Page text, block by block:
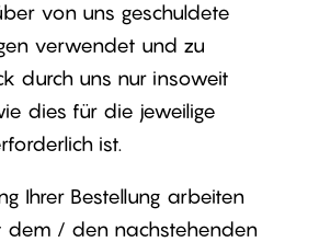
von uns geschuldete
verwendet und zu
durch uns nur insoweit
dies für die jeweilige
ist.
Ihrer Bestellung arbeiten
dem / den nachstehenden